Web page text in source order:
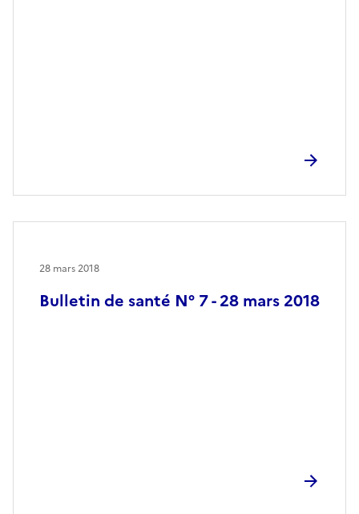
Bulletin de santé N° 7 - 28 mars 2018
28 mars 2018